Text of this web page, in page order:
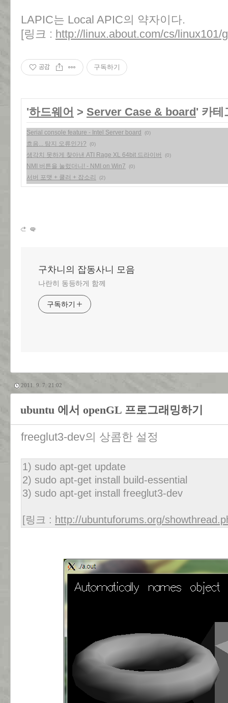
LAPIC는 Local APIC의 약자이다.
[링크 : http://linux.about.com/cs/linux101/
공감 구독하기
'하드웨어 > Server Case & board' 카테
Serial console feature - Intel Server board (0)
흐음... 탐지 오류인가? (0)
생각치 못하게 찾아낸 ATI Rage XL 64bit 드라이버 (0)
NMI 버튼을 눌렀더니! - NMI on Win7 (0)
서버 포맷 + 쿨러 + 잡소리 (2)
구차니의 잡동사니 모음
나란히 동등하게 함께
구독하기
2011. 9. 7. 21:02
ubuntu 에서 openGL 프로그래밍하기
freeglut3-dev의 상콤한 설정
1) sudo apt-get update
2) sudo apt-get install build-essential
3) sudo apt-get install freeglut3-dev
[링크 : http://ubuntuforums.org/